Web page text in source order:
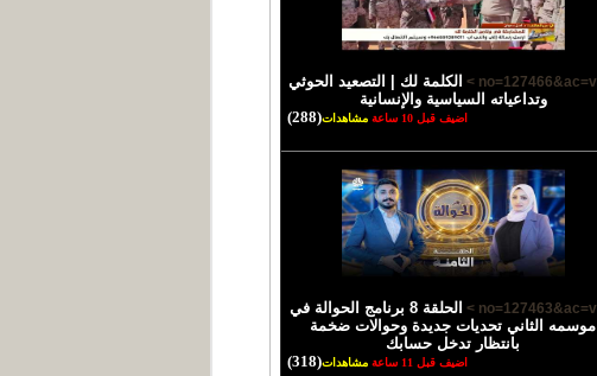
الكلمة لك | التصعيد الحوثي
وتداعياته السياسية والإنسانية
اضيف قبل 10 ساعة مشاهدات(288)
الحلقة 8 برنامج الحوالة في
موسمه الثاني تحديات جديدة وحوالات ضخمة
بانتظار تدخل حسابك
اضيف قبل 11 ساعة مشاهدات(318)